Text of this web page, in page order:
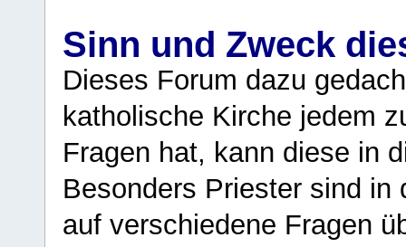
Sinn und Zweck
Dieses Forum dazu
katholische Kirche jedem
Fragen hat, kann diese in
Besonders Priester sind in
auf verschiedene Fragen